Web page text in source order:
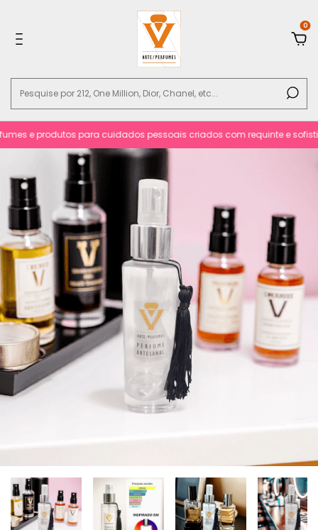
0
e produtos para cuidados pessoais criados com requinte e